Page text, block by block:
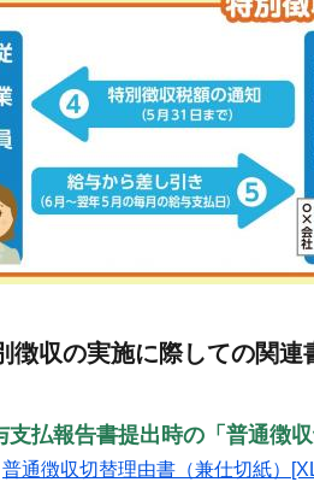
徴収の実施に際しての関連
払報告書提出時の「普通徴収
普通徴収切替理由書（兼仕切紙）